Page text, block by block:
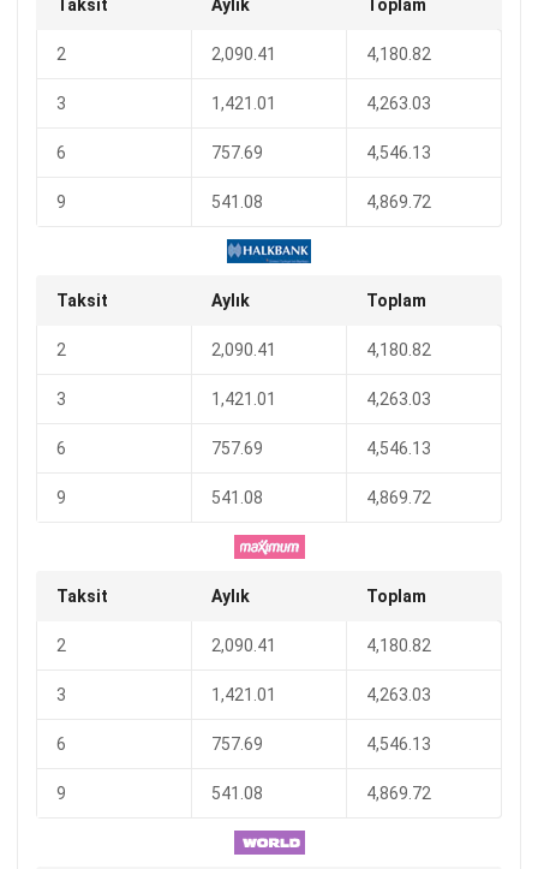
Taksit Aylık Toplam
2 2,090.41 4,180.82
3 1,421.01 4,263.03
6 757.69 4,546.13
9 541.08 4,869.72
Taksit Aylık Toplam
2 2,090.41 4,180.82
3 1,421.01 4,263.03
6 757.69 4,546.13
9 541.08 4,869.72
Taksit Aylık Toplam
2 2,090.41 4,180.82
3 1,421.01 4,263.03
6 757.69 4,546.13
9 541.08 4,869.72